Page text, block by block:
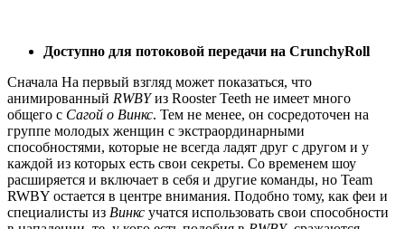
Доступно для потоковой передачи на CrunchyRoll
Сначала На первый взгляд может показаться, что
анимированный RWBYиз Rooster Teeth не имеет много
общего с Сагой о Винкс. Тем не менее, он сосредоточен на
группе молодых женщин с экстраординарными
способностями, которые не всегда ладят друг с другом и у
каждой из которых есть свои секреты. Со временем шоу
расширяется и включает в себя и другие команды, но Team
RWBY остается в центре внимания. Подобно тому, как феи и
специалисты из Винкс учатся использовать свои способности